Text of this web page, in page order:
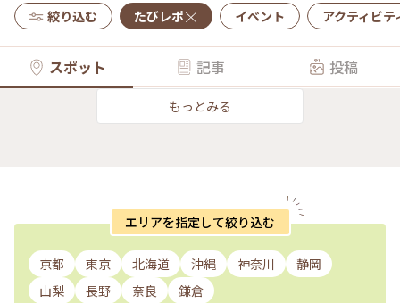
絞り込む たびレポ イベント アクティビテ
スポット 記事 投稿
もっとみる
エリアを指定して絞り込む
京都 東京 北海道 沖縄 神奈川
静岡
山梨
長野 奈良 鎌倉